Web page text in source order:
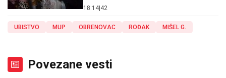
18:14 42
UBISTVO MUP OBRENOVAC ROĐAK MIŠEL G.
Povezane vesti